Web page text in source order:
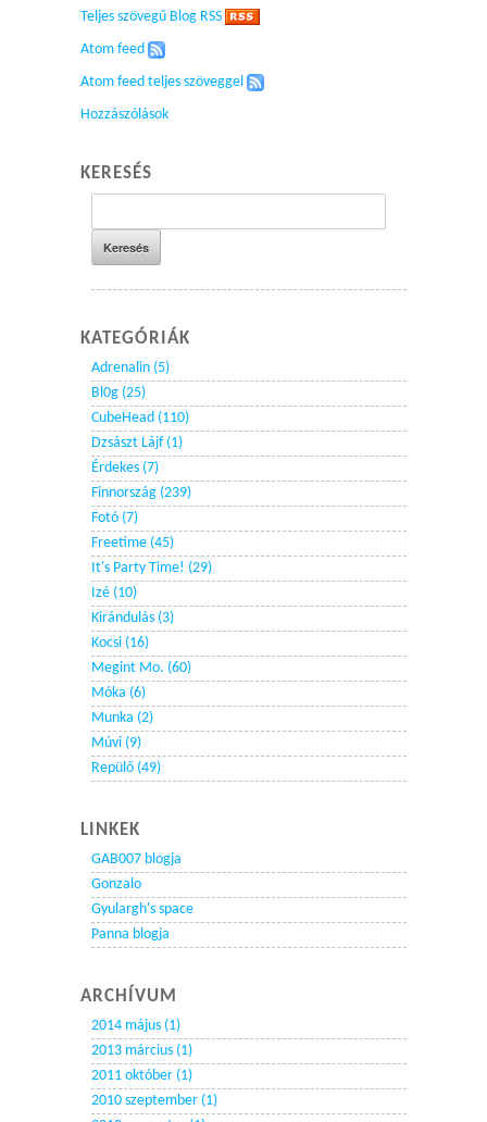
Teljes szövegű Blog RSS
Atom feed
Atom feed teljes szöveggel
Hozzászólások
KERESÉS
KATEGÓRIÁK
Adrenalin (5)
Bl0g (25)
CubeHead (110)
Dzsászt Lájf (1)
Érdekes (7)
Finnország (239)
Fotó (7)
Freetime (45)
It's Party Time! (29)
Izé (10)
Kirándulás (3)
Kocsi (16)
Megint Mo. (60)
Móka (6)
Munka (2)
Múvi (9)
Repülő (49)
LINKEK
GAB007 blogja
Gonzalo
Gyulargh's space
Panna blogja
ARCHÍVUM
2014 május (1)
2013 március (1)
2011 október (1)
2010 szeptember (1)